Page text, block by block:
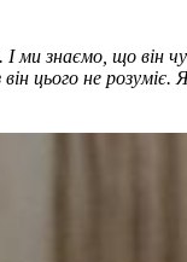
знаємо, що він
цього не